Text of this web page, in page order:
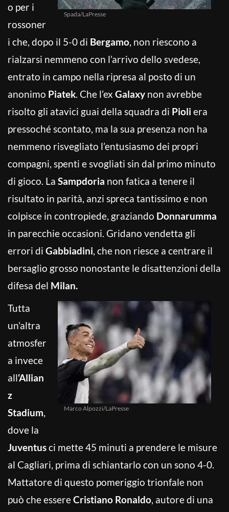
Spada/LaPresse
o per i
rossoner
i che, dopo il 5-0 di Bergamo, non riescono a
rialzarsi nemmeno con l’arrivo dello svedese,
entrato in campo nella ripresa al posto di un
anonimo Piatek. Che l’ex Galaxy non avrebbe
risolto gli atavici guai della squadra di Pioli era
pressoché scontato, ma la sua presenza non ha
nemmeno risvegliato l’entusiasmo dei propri
compagni, spenti e svogliati sin dal primo minuto
di gioco. La Sampdoria non fatica a tenere il
risultato in parità, anzi spreca tantissimo e non
colpisce in contropiede, graziando Donnarumma
in parecchie occasioni. Gridano vendetta gli
errori di Gabbiadini, che non riesce a centrare il
bersaglio grosso nonostante le disattenzioni della
difesa del Milan.
Marco Alpozzi/LaPresse
Tutta
un’altra
atmosfer
a invece
all‘Allian
z
Stadium,
dove la
Juventusci mette 45 minuti a prendere le misure
al Cagliari, prima di schiantarlo con un sono 4-0.
Mattatore di questo pomeriggio trionfale non
può che essereCristiano Ronaldo, autore di una